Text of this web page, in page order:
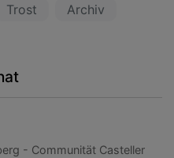
Trost Archiv
- Communität Casteller